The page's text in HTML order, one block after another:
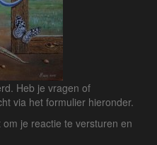
Heb je vragen of
via het formulier hieronder.
je reactie te versturen en